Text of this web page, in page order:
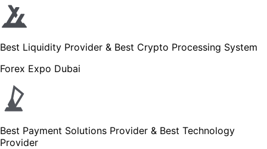
Best Liquidity Provider & Best Crypto Processing System
Forex Expo Dubai
Best Payment Solutions Provider & Best Technology
Provider